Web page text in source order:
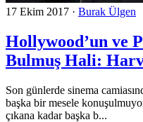
17 Ekim 2017 · Burak Ülgen
Hollywood’un ve
Bulmuş Hali:
Son günlerde sinema
başka bir mesele
çıkana kadar başka b...